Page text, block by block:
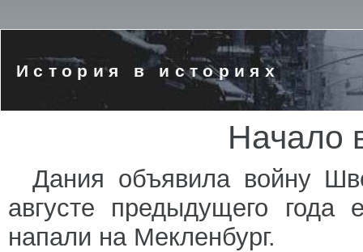
История в историях
Начало
Дания объявила войну
августе предыдущего
напали на Мекленбург.